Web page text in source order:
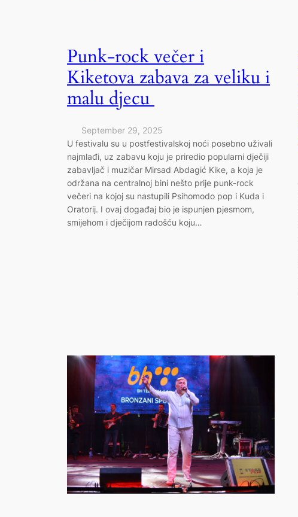
Punk-rock večer i
Kiketova zabava za veliku i
malu djecu
September 29, 2025
U festivalu su u postfestivalskoj noći posebno uživali
najmlađi, uz zabavu koju je priredio popularni dječiji
zabavljač i muzičar Mirsad Abdagić Kike, a koja je
održana na centralnoj bini nešto prije punk-rock
večeri na kojoj su nastupili Psihomodo pop i Kuda i
Oratorij. I ovaj događaj bio je ispunjen pjesmom,
smijehom i dječijom radošću koju…